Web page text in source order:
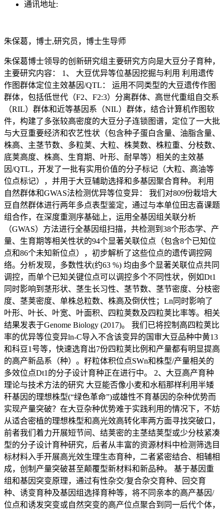
通讯地址:
朱保葛，博士,研究员，博士生导师
朱保葛博士领导的创新研究组主要研究方向是大豆分子育种，
主要研究内容： 1、 大豆优异等位基因挖掘与利用 利用遗传
作图群体定位主效基因/QTL： 运用不同类型的大豆遗传作图
群体，包括低世代（F2、F2:3）分离群体、高世代重组自交系
（RIL）群体和近等基因系（NIL）群体，结合计算机作图软
件，构建了多张较高密度的大豆分子连锁图谱，定位了一大批
与大豆重要经济和农艺性状（包含种子蛋白含量、油脂含量、
株高、主茎节数、多粒荚、大粒、株荚数、株粒重、分枝数、
底荚高度、株高、生育期、叶形、耐旱等）相关的主效基
因/QTL，开发了一批有实用价值的分子标记（大粒、高油等
位点标记），并用于大豆辅助选择和多基因聚合育种。 利用
自然群体和GWAS法检测优异等位变异： 我们对809份栽培大
豆自然群体进行两年多点表型鉴定，通过与本单位田志喜课题
组合作，在深度重测序基础上，运用全基因组关联分析
（GWAS）方法进行全基因组扫描，共检测到38个形态学、产
量、生育期等相关性状的94个显著关联位点（包含8个已知位
点和86个未知新位点），初步解析了这些位点的遗传调控网
络。分析发现，多数性状(约63 %) 均由多个显著关联位点共同
调控，而单个已知关键位点可以调控多个不同性状，例如Dt1
同时影响到茎形状、茎生长习性、茎节数、茎节密度、分枝密
度、茎荚密度、单株总粒数、株高及倒伏性；Ln同时影响了
叶形、叶长、叶宽、叶面积、四粒荚数及四粒荚比率等。相关
结果发表于Genome Biology (2017)。 我们已将控制高四粒荚比
率的优异等位变异ln-C导入不含该变异的国审大豆品种中黄13
和科豆1号等，快速选育出7份四粒荚比例和产量都有明显提高
的高产新品系（种）。籽粒体积位点SWn和株型/产量相关的
多效位点Dt1的分子设计育种正在进行中。 2、大豆高产育种
理论与技术方法的研究 大豆能否像小麦和水稻那样利用半矮
秆基因的理想株型(“绿色革命”)或雄性不育基因的杂种优势而
实现产量突破？在大豆杂种优势难于实践利用的情况下，不妨
从适合密植的理想株型和高光效高转化率两方面寻找突破口，
前者我们着力开展短节间、结荚密的主茎结荚型或少分枝紧凑
型的分子设计育种研究，后者从丰富的资源材料中检测筛选目
标材料入手开展高光效生理生态育种，二者紧密结合、相辅相
成，创制产量突破甚至颠覆型新材料和新品种。 基于基因重
组和基因突变原理，通过有性杂交/复合杂交育种、回交育
种、诱变育种及基因组选择育种等，将不同亲本的高产基因/
位点和诱发突变或自然突变的高产位点聚合到同一后代个体，